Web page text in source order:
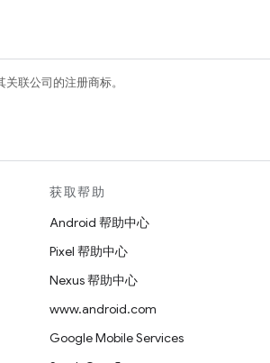
联公司的注册商标。
获取帮助
Android 帮助中心
Pixel 帮助中心
Nexus 帮助中心
www.android.com
Google Mobile Services